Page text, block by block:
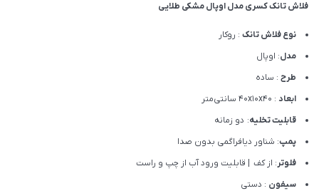
فلاش تانک کسری مدل اوپال مشکی طلایی
نوع فلاش تانک : روکار
مدل: اوپال
طرح : ساده
ابعاد : ۴۰x۱۰x۴۰ سانتی‌متر
قابلیت تخلیه: دو زمانه
پمپ: شناور دیافراگمی بدون صدا
فلوتر: از کف | قابلیت ورود آب از چپ و راست
سیفون : دستی